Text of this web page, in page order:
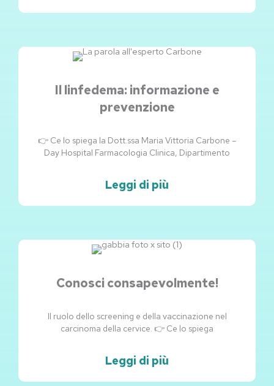
Il linfedema: informazione e
prevenzione
👉 Ce lo spiega la Dott.ssa Maria Vittoria Carbone –
Day Hospital Farmacologia Clinica, Dipartimento
Leggi di più
Conosci consapevolmente!
Il ruolo dello screening e della vaccinazione nel
carcinoma della cervice. 👉 Ce lo spiega
Leggi di più